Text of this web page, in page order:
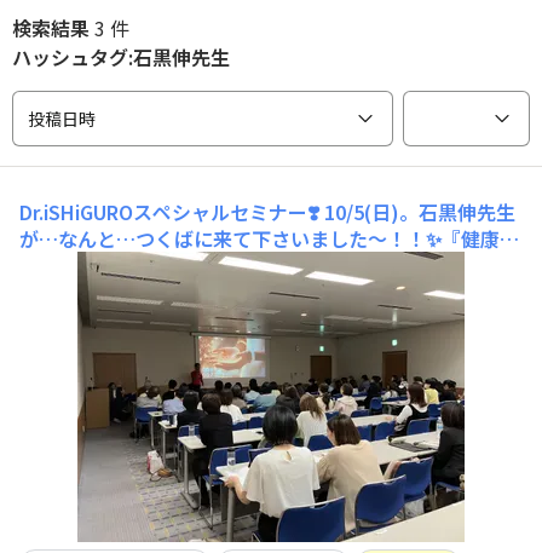
検索結果3 件
ハッシュタグ:石黒伸先生
投稿日時
Dr.iSHiGUROスペシャルセミナー❣️ 10/5(日)。石黒伸先生
が…なんと…つくばに来て下さいました〜！！✨『健康は
家庭から〜家族に健康マイスターをつくろう〜』前の日に
は地元の新潟にも♡ 人の身体は建物と一緒で、年数が経
てば経つほどお金がかかる💰『安くて早くて美味しいも
の』は後で影響が出てくる。。。グサっと刺さりました💘